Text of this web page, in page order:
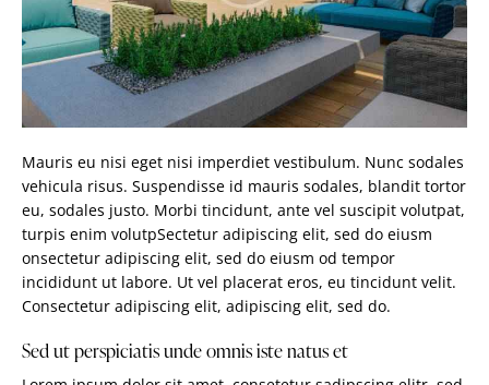
Mauris eu nisi eget nisi imperdiet vestibulum. Nunc sodales
vehicula risus. Suspendisse id mauris sodales, blandit tortor
eu, sodales justo. Morbi tincidunt, ante vel suscipit volutpat,
turpis enim volutpSectetur adipiscing elit, sed do eiusm
onsectetur adipiscing elit, sed do eiusm od tempor
incididunt ut labore. Ut vel placerat eros, eu tincidunt velit.
Consectetur adipiscing elit, adipiscing elit, sed do.
Sed ut perspiciatis unde omnis iste natus et